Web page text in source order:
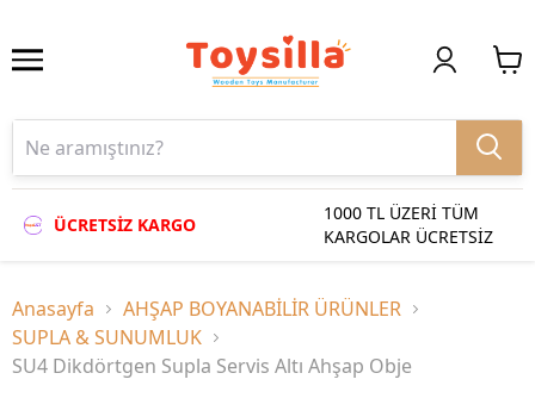
ÜCRETSİZ KARGO
1000 TL ÜZERİ TÜM
KARGOLAR ÜCRETSİZ
Anasayfa
AHŞAP BOYANABİLİR ÜRÜNLER
SUPLA & SUNUMLUK
SU4 Dikdörtgen Supla Servis Altı Ahşap Obje